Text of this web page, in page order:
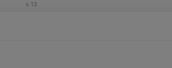
v.13